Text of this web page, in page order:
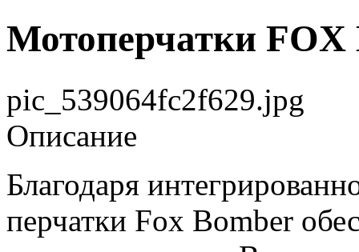
Мотоперчатки FOX
pic_539064fc2f629.jpg
Описание
Благодаря
перчатки Fox Bomber